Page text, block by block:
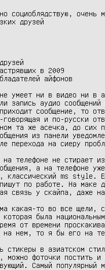
социоблядствую,
друзей
в 2009
айфонов
умеет ни в видео ни в
запись аудио
сообщение, то
и по-русски
та же асечка, до сих
из панели
перехода на сиеру
телефоне не стирает
а на телефоне
классический ms style.
по работе. На маке
связь у скайпа, даже
какая-то во все щели,
была
от времени
на нем, то я бы его на
в азиатском
можно фоточки постить
Самый